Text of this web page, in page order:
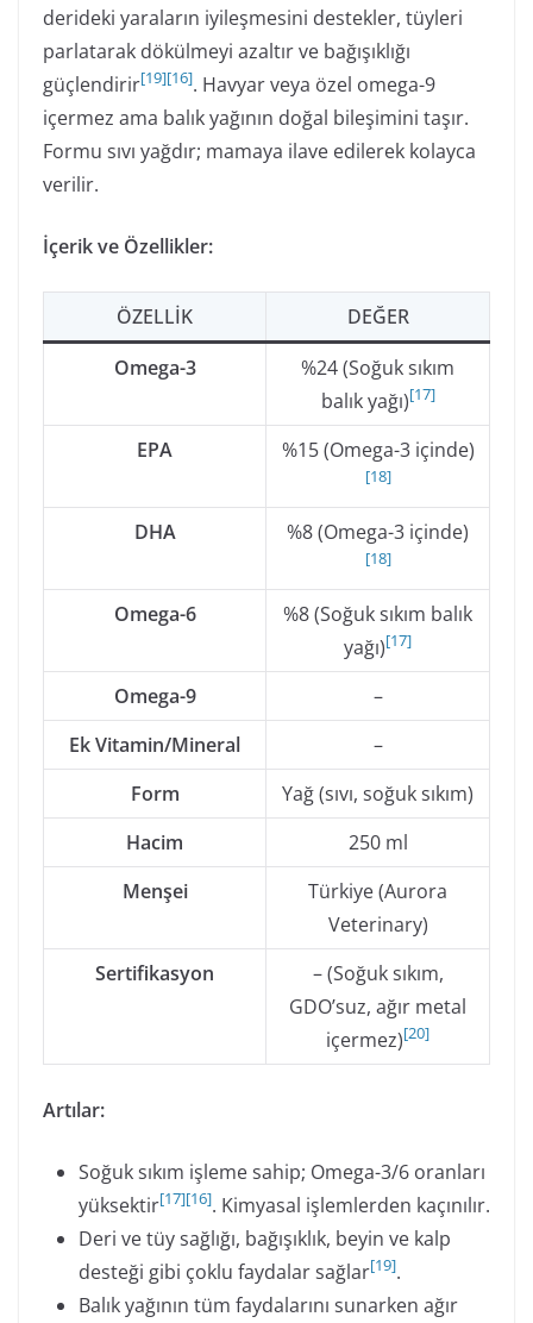
derideki yaraların iyileşmesini destekler, tüyleri
parlatarak dökülmeyi azaltır ve bağışıklığı
güçlendirir[19][16]. Havyar veya özel omega-9
içermez ama balık yağının doğal bileşimini taşır.
Formu sıvı yağdır; mamaya ilave edilerek kolayca
verilir.
İçerik ve Özellikler:
ÖZELLIK
DEĞER
Omega-3
%24 (Soğuk sıkım
balık yağı)[17]
EPA %15 (Omega-3 içinde)
[18]
DHA %8 (Omega-3 içinde)
[18]
Omega-6
%8 (Soğuk sıkım balık
yağı)[17]
Omega-9
–
Ek Vitamin/Mineral
–
Form
Yağ (sıvı, soğuk sıkım)
Hacim
250 ml
Menşei
Türkiye (Aurora
Veterinary)
Sertifikasyon
– (Soğuk sıkım,
GDO’suz, ağır metal
içermez)[20]
Artılar:
Soğuk sıkım işleme sahip; Omega-3/6 oranları
yüksektir[17][16]. Kimyasal işlemlerden kaçınılır.
Deri ve tüy sağlığı, bağışıklık, beyin ve kalp
desteği gibi çoklu faydalar sağlar[19].
Balık yağının tüm faydalarını sunarken ağır